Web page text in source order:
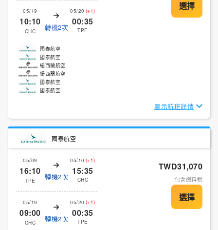
05/19
10:10
CHC 轉機2次
05/20 (+1)
00:35
TPE
國泰航空
國泰航空
紐西蘭航空
紐西蘭航空
國泰航空
國泰航空
顯示航班詳情
國泰航空
05/09
16:10
TPE 轉機2次
05/10 (+1)
15:35
CHC
05/19
09:00
CHC 轉機2次
05/20 (+1)
00:35
TPE
TWD31,070
包含燃料稅